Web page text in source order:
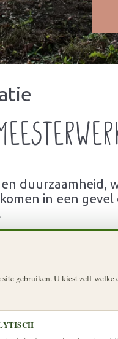
duurzaamheid,
in een
gebruiken. U kiest zelf